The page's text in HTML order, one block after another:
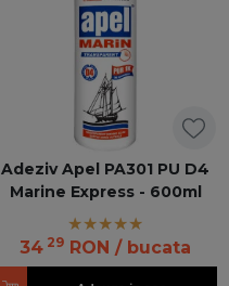
Adeziv Apel PA301 PU D4
Marine Express - 600ml
34 29 RON / bucata